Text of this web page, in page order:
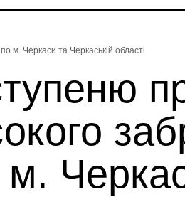
м. Черкаси та Черкаській області
м.